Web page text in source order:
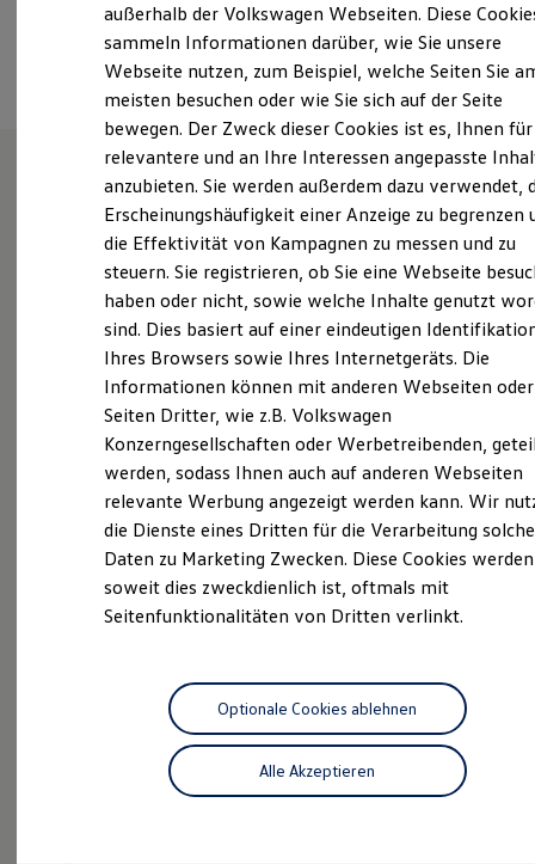
Economy Service
Räder & Reifen Service
Ersatzfahrzeuge
Notdienst und Pannenhilfe
Software, Konnektivität & Apps
California App
VW Connect für Ihren ID. Buzz
VW Connect für Ihren Transporter/Caravelle
VW Connect für Ihren Amarok
VW Connect für andere Modelle
Connect Pro
Fleet Interface Data
Multistop Pathfinder
Übersicht Software Updates
Hilfreiches für Besitzer
Fahrerassistenz- und Sicherheitssysteme
Kontrollleuchten
Kurzfahrprofile und Ölverdünnung
Batterieverordnung
XTL-Dieselkraftstoff
Ersatzteile und Betriebsflüssigkeiten
Original Zubehör und Lifestyle Produkte
myVolkswagen Business
Elektrisch & Autonom
Elektro - & Hybridfahrzeuge
Klimafreundlicher Strom
Ladezeitensimulator
Ladelösungen für Privatkunden
Ladelösungen für Gewerbekunden
Wallbox und Ladekabel
Bidirektionales Laden
Förderung & Kosten der Elektrofahrzeuge
Termin vereinbaren
Herzlich Willkommen im
Volkswagen Nutzfahrzeuge
Autohaus Glinicke
Hessenkassel.
Ganz gleich ob Caddy, Multivan, Amarok, California,
Transporter oder Crafter – bei uns finden Sie eine
große Auswahl im Bereich der Volkswagen
Nutzfahrzeuge. Unsere Mitarbeiter vor Ort beraten
Sie gerne zu den unterschiedlichen Ausstattungen und
Funktionen und unterstützen Sie dabei, das passende
Fahrzeug zu finden. In unserer Volkswagen
Nutzfahrzeuge Werkstatt bieten wir Ihnen einen
freuen uns auf Ihren Besuch im Volkswagen
Nutzfahrzeuge Autohaus Glinicke Hessenkassel.
Das sind unsere Leistungen
außerhalb der Volkswagen Webseiten. Diese
sammeln Informationen darüber, wie Sie unsere
Webseite nutzen, zum Beispiel, welche Seiten Sie
meisten besuchen oder wie Sie sich auf der Seite
bewegen. Der Zweck dieser Cookies ist es, Ihnen für
relevantere und an Ihre Interessen angepasste
anzubieten. Sie werden außerdem dazu verwendet,
Erscheinungshäufigkeit einer Anzeige zu begrenzen
die Effektivität von Kampagnen zu messen und zu
steuern. Sie registrieren, ob Sie eine Webseite
haben oder nicht, sowie welche Inhalte genutzt
sind. Dies basiert auf einer eindeutigen
Ihres Browsers sowie Ihres Internetgeräts. Die
Informationen können mit anderen Webseiten oder
Seiten Dritter, wie z.B. Volkswagen
Konzerngesellschaften oder Werbetreibenden,
werden, sodass Ihnen auch auf anderen Webseiten
relevante Werbung angezeigt werden kann. Wir
die Dienste eines Dritten für die Verarbeitung
Daten zu Marketing Zwecken. Diese Cookies
soweit dies zweckdienlich ist, oftmals mit
Seitenfunktionalitäten von Dritten verlinkt.
Alle Akzeptieren
Optionale Cookies ablehnen